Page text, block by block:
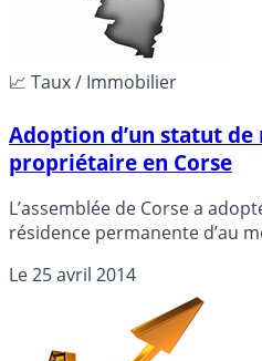
📈 Taux / Immobilier
Adoption d’un statut
propriétaire en Corse
L’assemblée de Corse a
résidence permanente d’au
flambée des prix et la
Le25 avril 2014